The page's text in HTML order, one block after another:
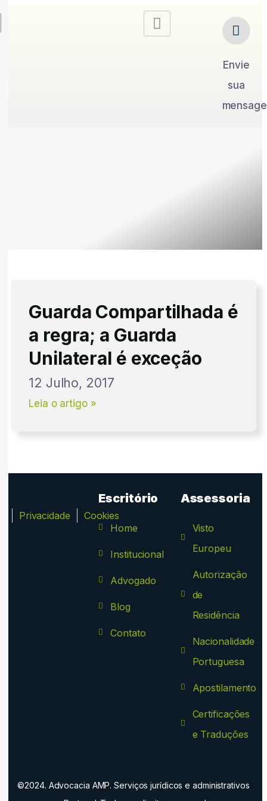
Envie
sua
Guarda Compartilhada é
a regra; a Guarda
Unilateral é exceção
12 Julho, 2017
Leia o artigo »
Privacidade Cookies
Escritório
Home
Institucional
Advogado
Blog
Contato
Assessoria
Visto
Europeu
Autorização
de
Residência
Nacionalidade
Portuguesa
Apostilamento
Certificações
e Traduções
©2024. Advocacia AMP. Serviços jurídicos e administrativos